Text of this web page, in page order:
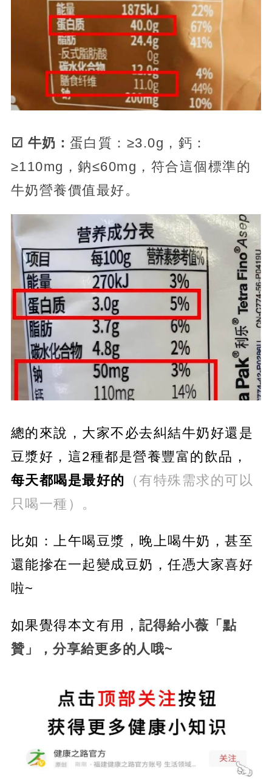
☑ 牛奶： 蛋白質：≥3.0g，鈣：
≥110mg，鈉≤60mg，符合這個標準的
牛奶營養價值最好。
總的來說，大家不必去糾結牛奶好還是
豆漿好，這2種都是營養豐富的飲品，
每天都喝是最好的
（有特殊需求的可以
只喝一種）。
比如：上午喝豆漿，晚上喝牛奶，甚至
還能摻在一起變成豆奶，任憑大家喜好
啦~
如果覺得本文有用，記得給小薇「點
贊」，分享給更多的人哦~